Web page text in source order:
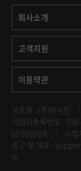
회사소개
고객지원
이용약관
상호명 : (주)위시빈
사업자등록번호 :
남-05908호
사업
광고 및 제휴 :
m